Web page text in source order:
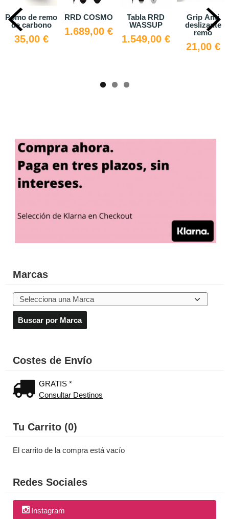
Marcas
Costes de Envío
GRATIS *
Consultar Destinos
Tu Carrito (0)
El carrito de la compra está vacío
Redes Sociales
Instagram
RRD COSMO
1.689,00 €
Tabla RRD
1.549,00 €
Grip Anti
deslizante
21,00 €
COASTO
Turbo
529,00 €